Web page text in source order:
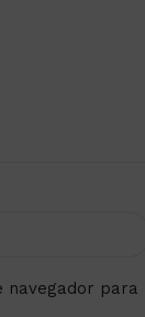
para